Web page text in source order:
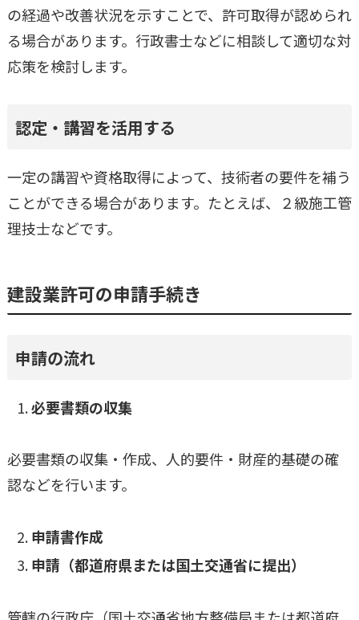
の経過や改善状況を示すことで、許可取得が認められ
る場合があります。行政書士などに相談して適切な対
応策を検討します。
認定・講習を活用する
一定の講習や資格取得によって、技術者の要件を補う
ことができる場合があります。たとえば、２級施工管
理技士などです。
建設業許可の申請手続き
申請の流れ
必要書類の収集
必要書類の収集・作成、人的要件・財産的基礎の確
認などを行います。
申請書作成
申請（都道府県または国土交通省に提出）